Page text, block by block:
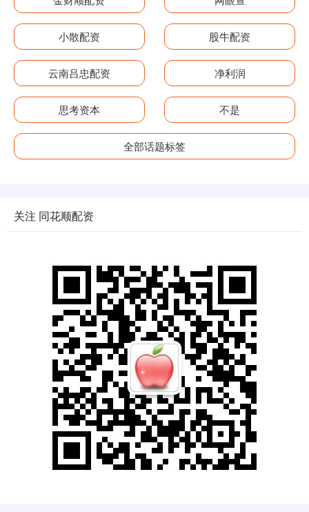
小散配资 股牛配资
云南吕忠配资 净利润
思考资本 不是
全部话题标签
关注 同花顺配资